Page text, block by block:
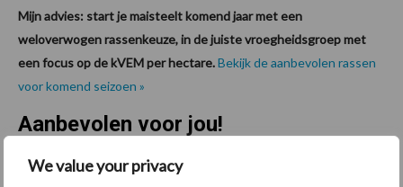
We value your privacy
Mijn advies: start je maisteelt komend jaar met een
weloverwogen rassenkeuze, in de juiste vroegheidsgroep met
een focus op de kVEM per hectare.Bekijk de aanbevolen rassen
voor komend seizoen »
Aanbevolen voor jou!
Grondstoffenmarkt blijft